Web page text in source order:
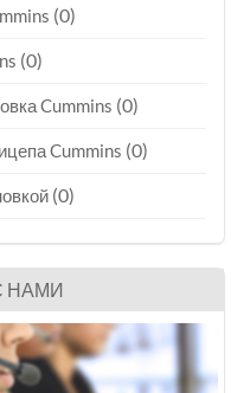
(0)
(0)
Cummins (0)
Cummins (0)
(0)
НАМИ